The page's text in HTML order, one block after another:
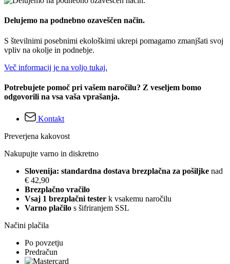
Delujemo na podnebno ozaveščen način.
S številnimi posebnimi ekološkimi ukrepi pomagamo zmanjšati svoj
vpliv na okolje in podnebje.
Več informacij je na voljo tukaj.
Potrebujete pomoč pri vašem naročilu? Z veseljem bomo
odgovorili na vsa vaša vprašanja.
Kontakt
Preverjena kakovost
Nakupujte varno in diskretno
Slovenija: standardna dostava brezplačna za pošiljke nad
€ 42,90
Brezplačno vračilo
Vsaj 1 brezplačni tester k vsakemu naročilu
Varno plačilo s šifriranjem SSL
Načini plačila
Po povzetju
Predračun